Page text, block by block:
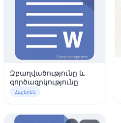
Զբաղվածությունը և
գործազրկությունը
Հայերեն